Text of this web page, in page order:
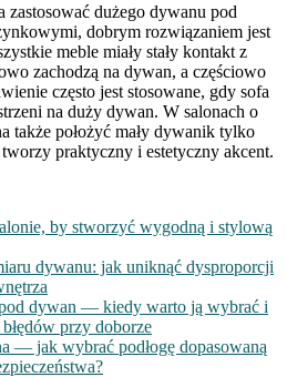
zastosować dużego dywanu pod
dobrym rozwiązaniem jest
meble miały stały kontakt z
zachodzą na dywan, a częściowo
często jest stosowane, gdy sofa
na duży dywan. W salonach o
także położyć mały dywanik tylko
praktyczny i estetyczny akcent.
by stworzyć wygodną i stylową
dywanu: jak uniknąć dysproporcji
dywan — kiedy warto ją wybrać i
przy doborze
— jak wybrać podłogę dopasowaną